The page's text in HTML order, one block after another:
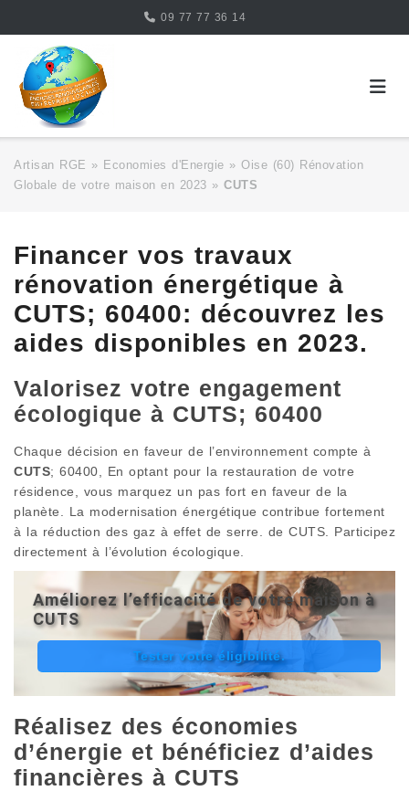
content
09 77 77 36 14
Artisan RGE » Economies d'Energie » Oise (60) Rénovation
Globale de votre maison en 2023 » CUTS
Financer vos travaux
rénovation énergétique à
CUTS; 60400: découvrez les
aides disponibles en 2023.
Valorisez votre engagement
écologique à CUTS; 60400
Chaque décision en faveur de l’environnement compte à
CUTS; 60400, En optant pour la restauration de votre
résidence, vous marquez un pas fort en faveur de la
planète. La modernisation énergétique contribue fortement
à la réduction des gaz à effet de serre. de CUTS. Participez
directement à l’évolution écologique.
Améliorez l’efficacité de votre maison à
CUTS
Tester votre éligibilité.
Réalisez des économies
d’énergie et bénéficiez d’aides
financières à CUTS